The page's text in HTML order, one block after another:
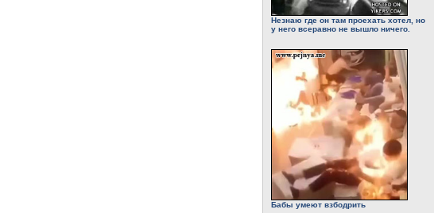
Незнаю где он там проехать хотел, но
у него всеравно не вышло ничего.
Бабы умеют взбодрить